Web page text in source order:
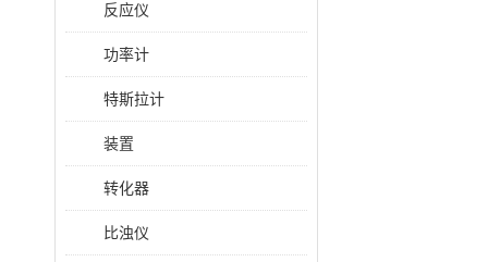
反应仪
功率计
特斯拉计
装置
转化器
比浊仪